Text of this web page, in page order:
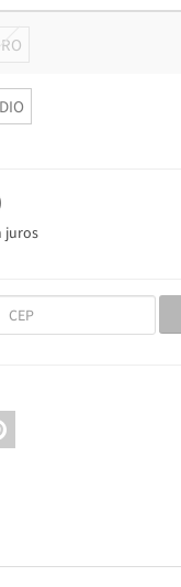
juros